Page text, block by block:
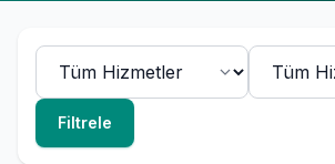
Filtrele